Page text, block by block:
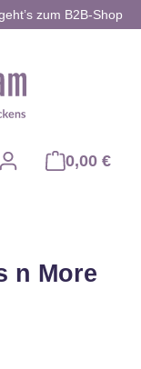
zum B2B-Shop
0,00 €
n More